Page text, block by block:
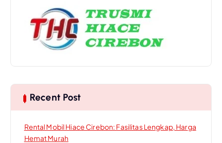
Recent Post
Rental Mobil Hiace Cirebon: Fasilitas Lengkap, Harga
Hemat Murah